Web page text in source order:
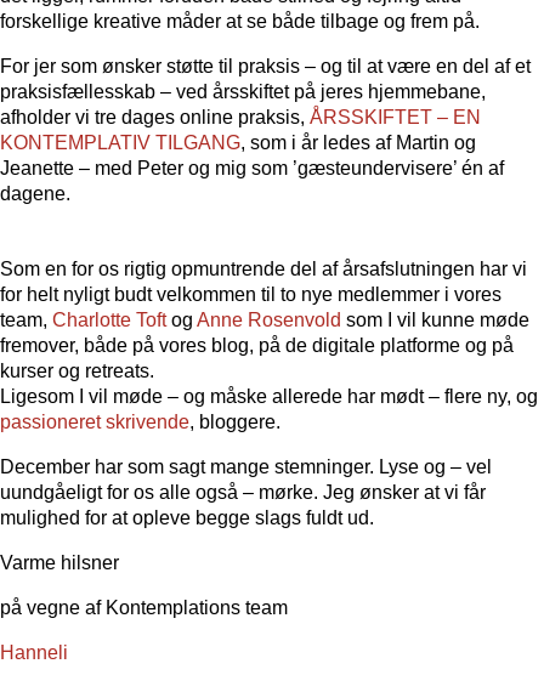
forskellige kreative måder at se både tilbage og frem på.
For jer som ønsker støtte til praksis – og til at være en del af et
praksisfællesskab – ved årsskiftet på jeres hjemmebane,
afholder vi tre dages online praksis, ÅRSSKIFTET – EN
KONTEMPLATIV TILGANG, som i år ledes af Martin og
Jeanette – med Peter og mig som ’gæsteundervisere’ én af
dagene.
Som en for os rigtig opmuntrende del af årsafslutningen har vi
for helt nyligt budt velkommen til to nye medlemmer i vores
team, Charlotte Toftog Anne Rosenvold som I vil kunne møde
fremover, både på vores blog, på de digitale platforme og på
kurser og retreats.
Ligesom I vil møde – og måske allerede har mødt – flere ny, og
passioneret skrivende, bloggere.
December har som sagt mange stemninger. Lyse og – vel
uundgåeligt for os alle også – mørke. Jeg ønsker at vi får
mulighed for at opleve begge slags fuldt ud.
Varme hilsner
på vegne af Kontemplations team
Hanneli